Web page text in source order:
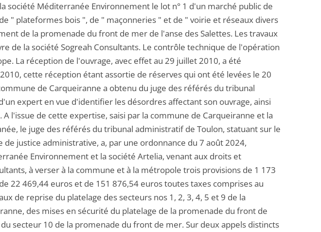
société Méditerranée Environnement le lot n° 1 d'un marché public de
" plateformes bois ", de " maçonneries " et de " voirie et réseaux divers
de la promenade du front de mer de l'anse des Salettes. Les travaux
de la société Sogreah Consultants. Le contrôle technique de l'opération
La réception de l'ouvrage, avec effet au 29 juillet 2010, a été
cette réception étant assortie de réserves qui ont été levées le 20
de Carqueiranne a obtenu du juge des référés du tribunal
expert en vue d'identifier les désordres affectant son ouvrage, ainsi
l'issue de cette expertise, saisi par la commune de Carqueiranne et la
le juge des référés du tribunal administratif de Toulon, statuant sur le
justice administrative, a, par une ordonnance du 7 août 2024,
Environnement et la société Artelia, venant aux droits et
à verser à la commune et à la métropole trois provisions de 1 173
22 469,44 euros et de 151 876,54 euros toutes taxes comprises au
de reprise du platelage des secteurs nos 1, 2, 3, 4, 5 et 9 de la
des mises en sécurité du platelage de la promenade du front de
secteur 10 de la promenade du front de mer. Sur deux appels distincts